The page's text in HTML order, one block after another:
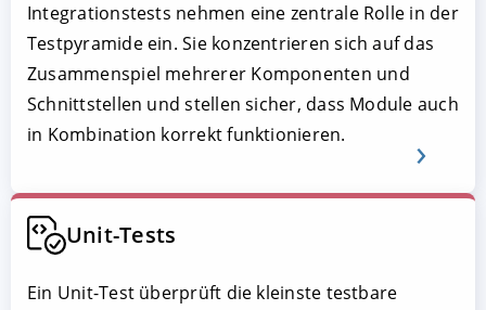
Integrationstests nehmen eine zentrale Rolle in der
Testpyramide ein. Sie konzentrieren sich auf das
Zusammenspiel mehrerer Komponenten und
Schnittstellen und stellen sicher, dass Module auch
in Kombination korrekt funktionieren.
Unit-Tests
Ein Unit-Test überprüft die kleinste testbare